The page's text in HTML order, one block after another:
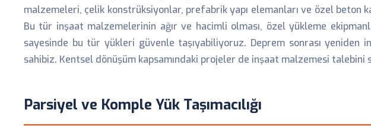
malzemeleri, çelik konstrüksiyonlar, prefabrik yapı elemanları ve özel beton
Bu tür inşaat malzemelerinin ağır ve hacimli olması, özel yükleme
sayesinde bu tür yükleri güvenle taşıyabiliyoruz. Deprem sonrası
sahibiz. Kentsel dönüşüm kapsamındaki projeler de inşaat malzemesi talebini
Parsiyel ve Komple Yük Taşımacılığı